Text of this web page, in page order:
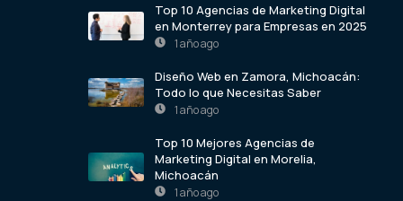
Top 10 Agencias de Marketing Digital
en Monterrey para Empresas en 2025
1 año ago
Diseño Web en Zamora, Michoacán:
Todo lo que Necesitas Saber
1 año ago
Top 10 Mejores Agencias de
Marketing Digital en Morelia,
Michoacán
1 año ago